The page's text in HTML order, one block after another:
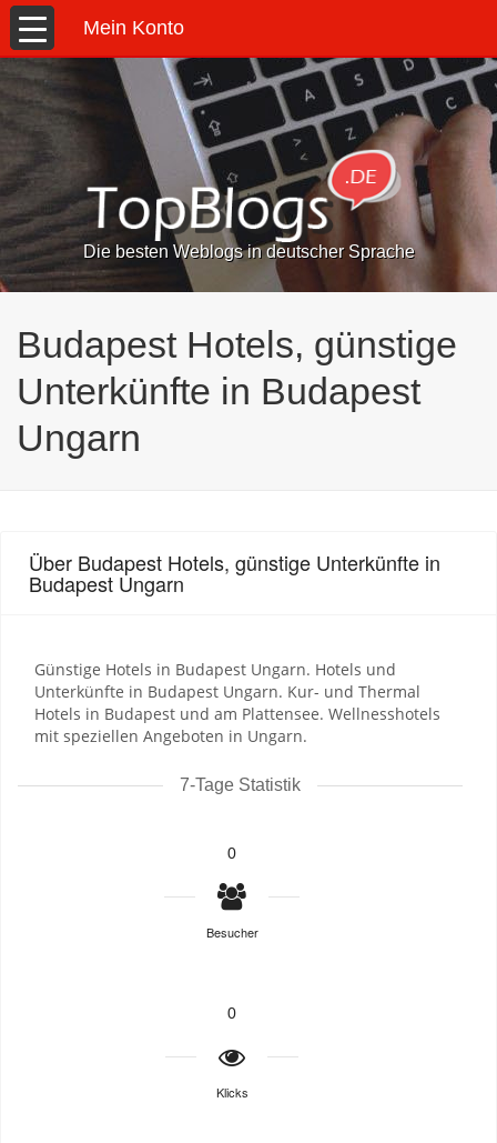
Mein Konto
Die besten Weblogs in deutscher Sprache
Budapest Hotels, günstige
Unterkünfte in Budapest
Ungarn
Über Budapest Hotels, günstige Unterkünfte in
Budapest Ungarn
Günstige Hotels in Budapest Ungarn. Hotels und
Unterkünfte in Budapest Ungarn. Kur- und Thermal
Hotels in Budapest und am Plattensee. Wellnesshotels
mit speziellen Angeboten in Ungarn.
7-Tage Statistik
0
Besucher
0
Klicks